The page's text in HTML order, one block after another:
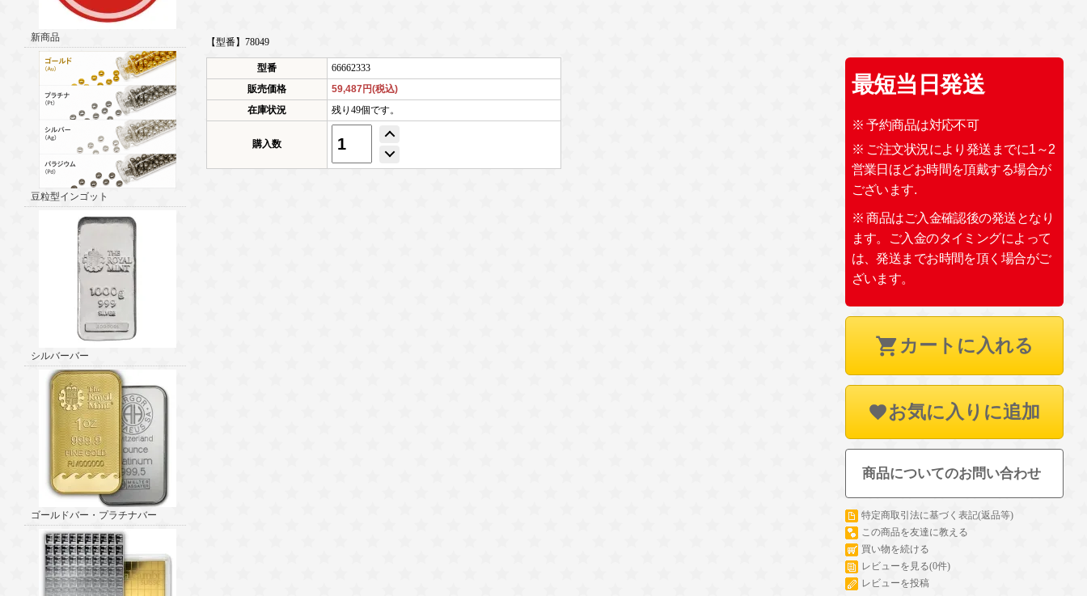
新商品
豆粒型インゴット
シルバーバー
ゴールドバー・プラチナバー
【型番】78049
型番
66662333
販売価格
59,487円(税込)
在庫状況
残り49個です。
購入数
最短当日発送
※ 予約商品は対応不可
※ ご注文状況により発送までに1～2
営業日ほどお時間を頂戴する場合が
ございます.
※ 商品はご入金確認後の発送となり
ます。ご入金のタイミングによって
は、発送までお時間を頂く場合がご
ざいます。
カートに入れる
お気に入りに追加
商品についてのお問い合わせ
特定商取引法に基づく表記(返品等)
この商品を友達に教える
買い物を続ける
レビューを見る(0件)
レビューを投稿